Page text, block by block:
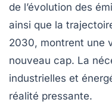
de l’évolution des
ainsi que la
2030, montrent une
nouveau cap. La
industrielles et
réalité pressante.